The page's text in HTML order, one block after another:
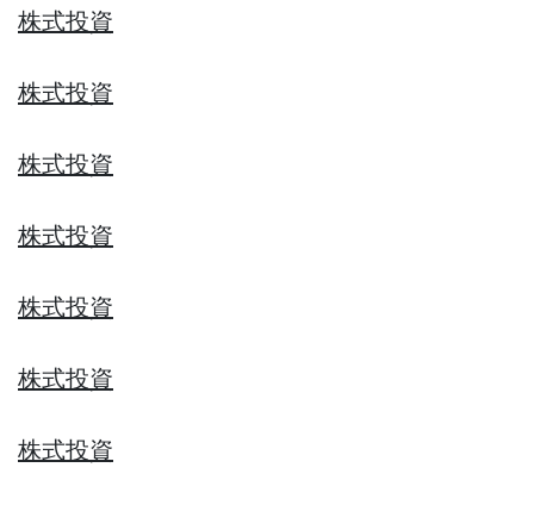
株式投資
株式投資
株式投資
株式投資
株式投資
株式投資
株式投資